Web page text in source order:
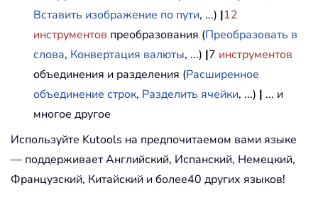
Вставить изображение по пути, ...) |12
инструментов преобразования (Преобразовать в
слова, Конвертация валюты, ...) |7 инструментов
объединения и разделения (Расширенное
объединение строк, Разделить ячейки, ...) | ... и
многое другое
Используйте Kutools на предпочитаемом вами языке
— поддерживает Английский, Испанский, Немецкий,
Французский, Китайский и более40 других языков!